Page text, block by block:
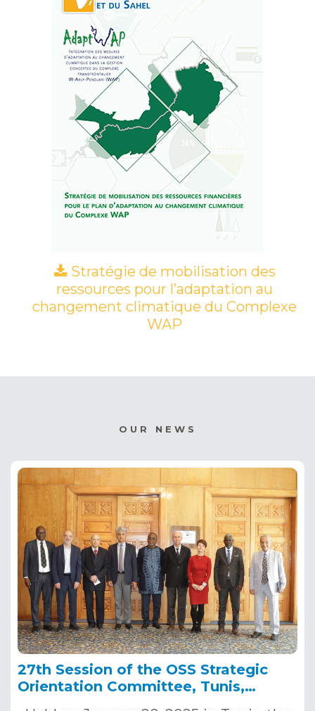
Stratégie de mobilisation des
ressources pour l’adaptation au
changement climatique du Complexe
WAP
OUR NEWS
27th Session of the OSS Strategic
Orientation Committee, Tunis,